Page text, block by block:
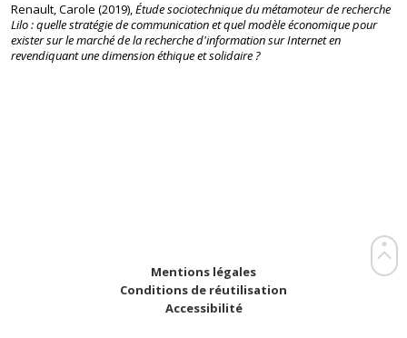
Renault, Carole (2019),Étude sociotechnique du métamoteur de recherche
Lilo : quelle stratégie de communication et quel modèle économique pour
exister sur le marché de la recherche d'information sur Internet en
revendiquant une dimension éthique et solidaire ?
Mentions légales
Conditions de réutilisation
Accessibilité